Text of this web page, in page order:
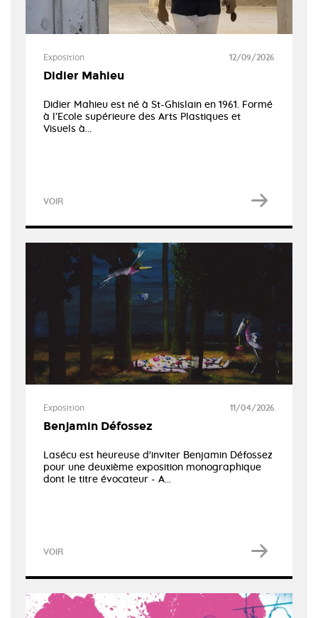
Exposition 12/09/2026
Didier Mahieu
Didier Mahieu est né à St-Ghislain en 1961. Formé
à l’Ecole supérieure des Arts Plastiques et
Visuels à...
VOIR
Exposition 11/04/2026
Benjamin Défossez
Lasécu est heureuse d'inviter Benjamin Défossez
pour une deuxième exposition monographique
dont le titre évocateur - A...
VOIR